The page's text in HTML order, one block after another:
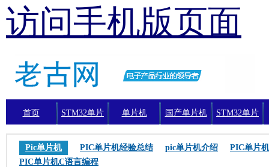
访问手机版页面
首页 STM32单片 单片机 国产单片机 STM32单片
Pic单片机
PIC单片机经验总结 pic单片机介绍
PIC单片
PIC单片机C语言编程